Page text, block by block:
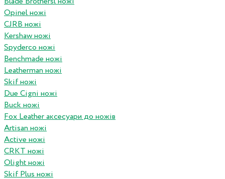
Opinel ножі
CJRB ножі
Kershaw ножі
Spyderco ножі
Benchmade ножі
Leatherman ножі
Skif ножі
Due Cigni ножі
Buck ножі
Fox Leather аксесуари до ножів
Artisan ножі
Active ножі
CRKT ножі
Olight ножі
Skif Plus ножі